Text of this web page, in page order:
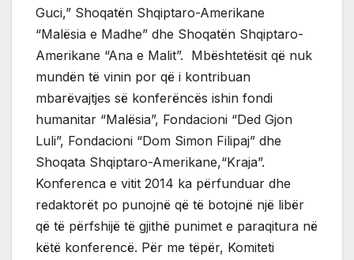
Guci,” Shoqatën Shqiptaro-Amerikane
“Malësia e Madhe” dhe Shoqatën Shqiptaro-
Amerikane “Ana e Malit”. Mbështetësit që nuk
mundën të vinin por që i kontribuan
mbarëvajtjes së konferëncës ishin fondi
humanitar “Malësia”, Fondacioni “Ded Gjon
Luli”, Fondacioni “Dom Simon Filipaj” dhe
Shoqata Shqiptaro-Amerikane,“Kraja”.
Konferenca e vitit 2014 ka përfunduar dhe
redaktorët po punojnë që të botojnë një libër
që të përfshijë të gjithë punimet e paraqitura në
këtë konferencë. Për me tëpër, Komiteti